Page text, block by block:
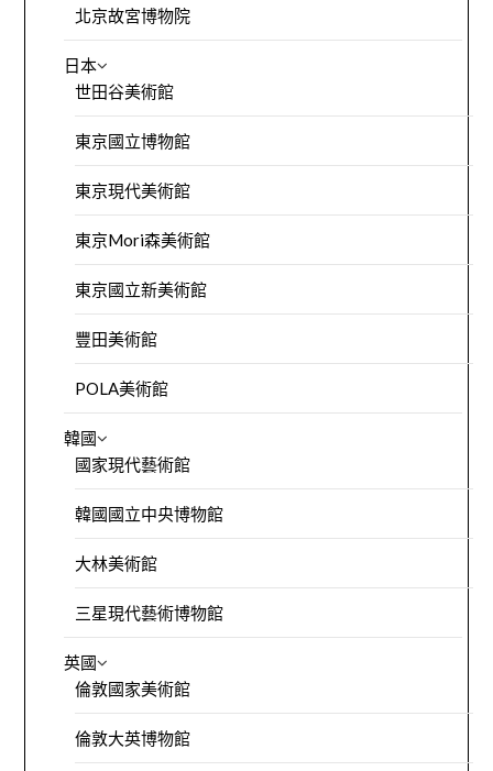
北京故宮博物院
日本
世田谷美術館
東京國立博物館
東京現代美術館
東京Mori森美術館
東京國立新美術館
豐田美術館
POLA美術館
韓國
國家現代藝術館
韓國國立中央博物館
大林美術館
三星現代藝術博物館
英國
倫敦國家美術館
倫敦大英博物館